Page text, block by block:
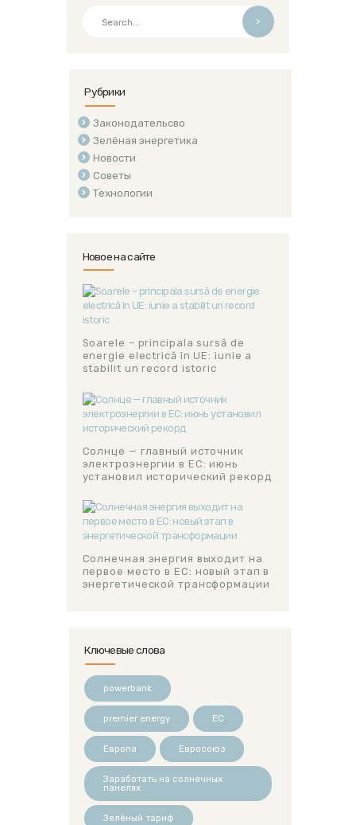
>
Рубрики
Законодательсво
Зелёная энергетика
Новости
Советы
Технологии
Новое на сайте
Soarele – principala sursă de
energie electrică în UE: iunie a
stabilit un record istoric
Солнце — главный источник
электроэнергии в ЕС: июнь
установил исторический рекорд
Солнечная энергия выходит на
первое место в ЕС: новый этап в
энергетической трансформации
Ключевые слова
powerbank
premier energy ЕС
Европа Евросоюз
Заработать на солнечных
панелях
Зелёный тариф